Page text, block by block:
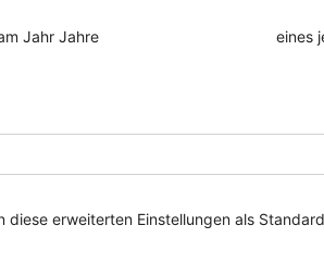
Jahr Jahre eines
erweiterten Einstellungen als